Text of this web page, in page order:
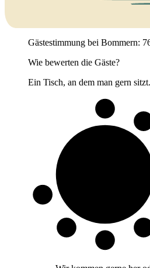
Gästestimmung bei Bommern:
Wie bewerten die Gäste?
Ein Tisch, an dem man gern sitzt.